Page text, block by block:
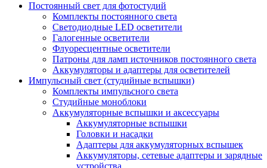
Постоянный свет для фотостудий
Комплекты постоянного света
Светодиодные LED осветители
Галогенные осветители
Флуоресцентные осветители
Патроны для ламп источников постоянного света
Аккумуляторы и адаптеры для осветителей
Импульсный свет (студийные вспышки)
Комплекты импульсного света
Студийные моноблоки
Аккумуляторные вспышки и аксессуары
Аккумуляторные вспышки
Головки и насадки
Адаптеры для аккумуляторных вспышек
Аккумуляторы, сетевые адаптеры и зарядные
устройства